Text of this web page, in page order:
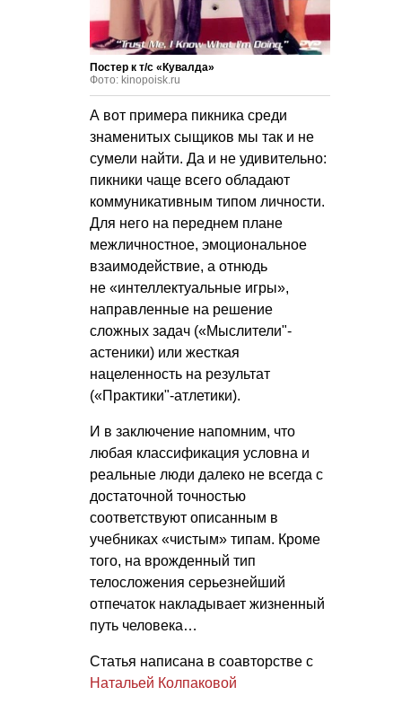
Постер к т/с «Кувалда»
Фото: kinopoisk.ru
А вот примера пикника среди
знаменитых сыщиков мы так и не
сумели найти. Да и не удивительно:
пикники чаще всего обладают
коммуникативным типом личности.
Для него на переднем плане
межличностное, эмоциональное
взаимодействие, а отнюдь
не «интеллектуальные игры»,
направленные на решение
сложных задач («Мыслители"-
астеники) или жесткая
нацеленность на результат
(«Практики"-атлетики).
И в заключение напомним, что
любая классификация условна и
реальные люди далеко не всегда с
достаточной точностью
соответствуют описанным в
учебниках «чистым» типам. Кроме
того, на врожденный тип
телосложения серьезнейший
отпечаток накладывает жизненный
путь человека…
Статья написана в соавторстве с
Натальей Колпаковой